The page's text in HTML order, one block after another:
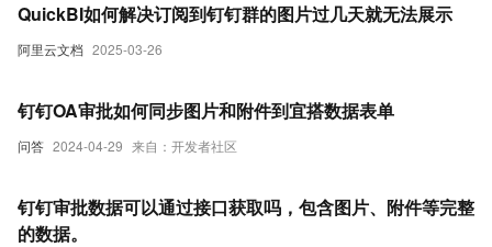
阿里云文档 2025-03-26
QuickBI如何解决订阅到钉钉群的图片过几天就无法展示
问答 2024-04-29 来自：开发者社区
钉钉OA审批如何同步图片和附件到宜搭数据表单
钉钉审批数据可以通过接口获取吗，包含图片、附件等完整
的数据。